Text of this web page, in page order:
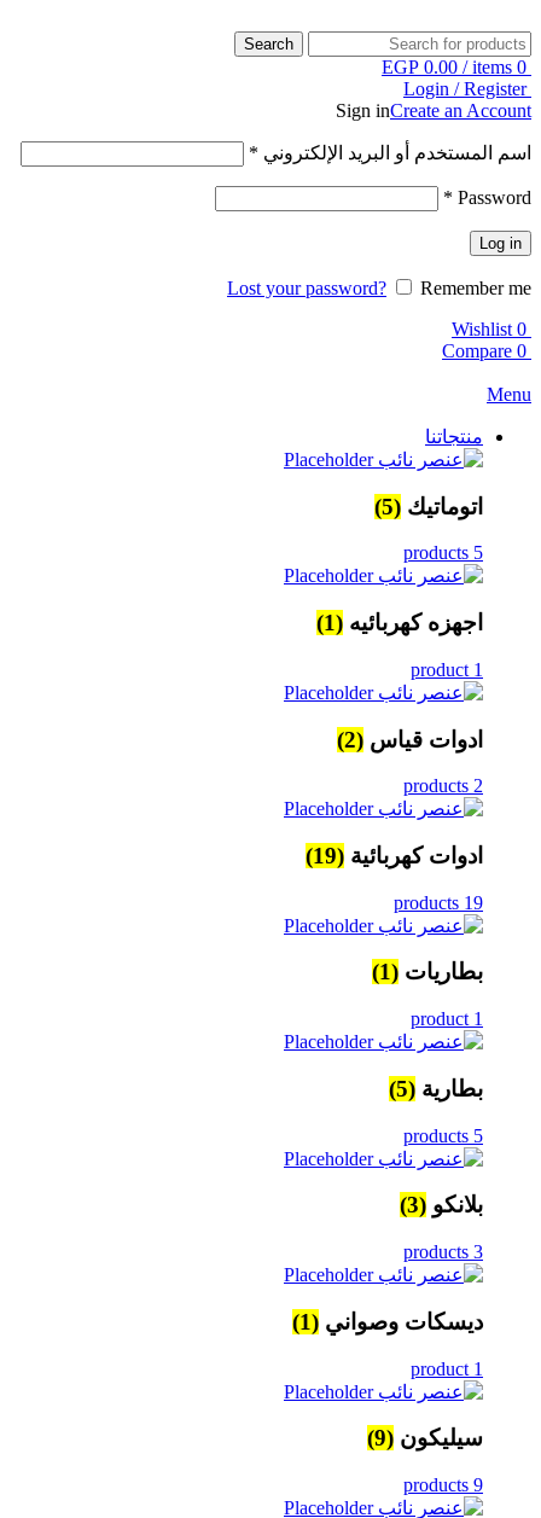
Search
0
items
/
EGP 0.00
Login / Register
Sign inCreate an Account
اسم المستخدم أو البريد الإلكتروني *
Password
*
Log in
Lost your password?
Remember me
0
Wishlist
0
Compare
Menu
منتجاتنا
اتوماتيك (5)
5 products
اجهزه كهربائيه (1)
1 product
ادوات قياس (2)
2 products
ادوات كهربائية (19)
19 products
بطاريات (1)
1 product
بطارية (5)
5 products
بلانكو (3)
3 products
ديسكات وصواني (1)
1 product
سيليكون (9)
9 products